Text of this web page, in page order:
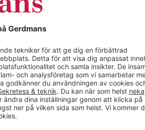
FÖR HELA
Här hittar du kontorsinredning,
online
nivåer av användbarhet,
framgångsrikt företag!
ditt företag till en bättre
för en bra arbetsplats. Kontakta
förutsättningarna för att göra